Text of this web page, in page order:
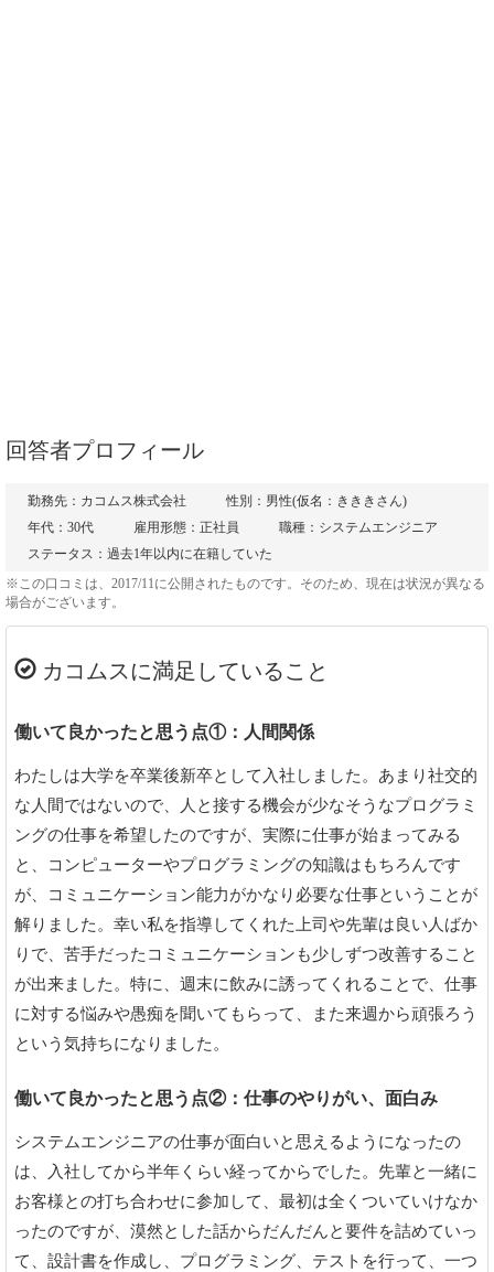
回答者プロフィール
勤務先：カコムス株式会社
性別：男性(仮名：きききさん)
年代：30代
雇用形態：正社員
職種：システムエンジニア
ステータス：過去1年以内に在籍していた
※この口コミは、2017/11に公開されたものです。そのため、現在は状況が異なる
場合がございます。
カコムスに満足していること
働いて良かったと思う点①：人間関係
わたしは大学を卒業後新卒として入社しました。あまり社交的
な人間ではないので、人と接する機会が少なそうなプログラミ
ングの仕事を希望したのですが、実際に仕事が始まってみる
と、コンピューターやプログラミングの知識はもちろんです
が、コミュニケーション能力がかなり必要な仕事ということが
解りました。幸い私を指導してくれた上司や先輩は良い人ばか
りで、苦手だったコミュニケーションも少しずつ改善すること
が出来ました。特に、週末に飲みに誘ってくれることで、仕事
に対する悩みや愚痴を聞いてもらって、また来週から頑張ろう
という気持ちになりました。
働いて良かったと思う点②：仕事のやりがい、面白み
システムエンジニアの仕事が面白いと思えるようになったの
は、入社してから半年くらい経ってからでした。先輩と一緒に
お客様との打ち合わせに参加して、最初は全くついていけなか
ったのですが、漠然とした話からだんだんと要件を詰めていっ
て、設計書を作成し、プログラミング、テストを行って、一つ